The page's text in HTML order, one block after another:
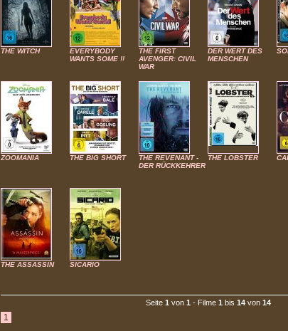
THE WITCH
EVERYBODY
WANTS SOME !!
THE FIRST
AVENGER: CIVIL
WAR
DER WERT DES
MENSCHEN
ZOOMANIA THE BIG SHORT
THE REVENANT -
DER RÜCKKEHRER
THE LOBSTER
THE ASSASSIN SICARIO
Seite 1 von 1 - Filme 1 bis 14 von 14
1